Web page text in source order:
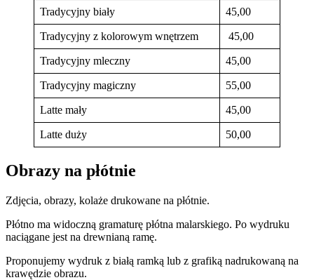
Tradycyjny biały 45,00
Tradycyjny z kolorowym wnętrzem 45,00
Tradycyjny mleczny 45,00
Tradycyjny magiczny 55,00
Latte mały 45,00
Latte duży 50,00
Obrazy na płótnie
Zdjęcia, obrazy, kolaże drukowane na płótnie.
Płótno ma widoczną gramaturę płótna malarskiego. Po wydruku
naciągane jest na drewnianą ramę.
Proponujemy wydruk z białą ramką lub z grafiką nadrukowaną na
krawędzie obrazu.